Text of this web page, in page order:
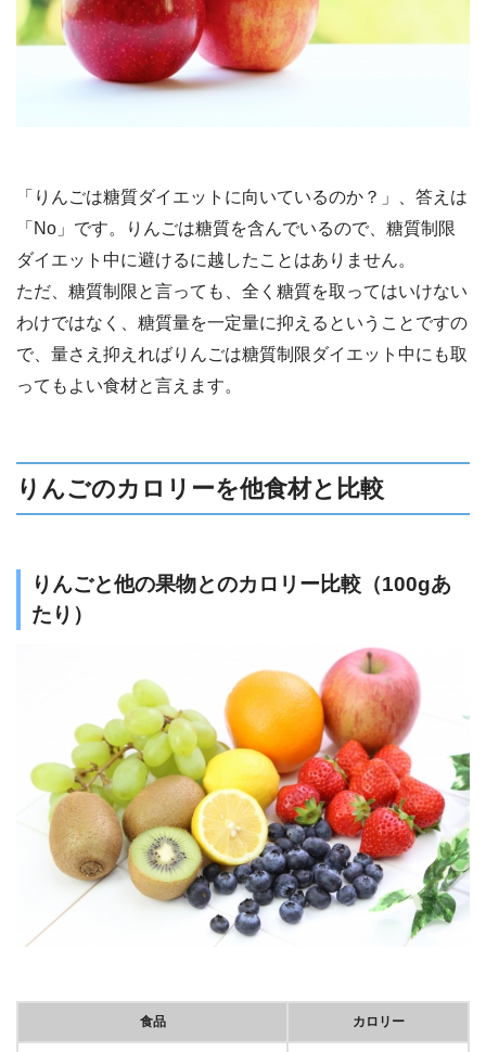
「りんごは糖質ダイエットに向いているのか？」、答えは
「No」です。りんごは糖質を含んでいるので、糖質制限
ダイエット中に避けるに越したことはありません。
ただ、糖質制限と言っても、全く糖質を取ってはいけない
わけではなく、糖質量を一定量に抑えるということですの
で、量さえ抑えればりんごは糖質制限ダイエット中にも取
ってもよい食材と言えます。
りんごのカロリーを他食材と比較
りんごと他の果物とのカロリー比較（100gあ
たり）
食品 カロリー